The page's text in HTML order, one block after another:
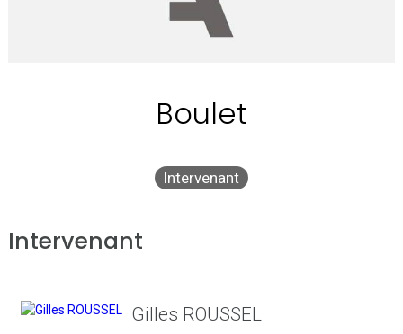
Boulet
Intervenant
Intervenant
Gilles ROUSSEL